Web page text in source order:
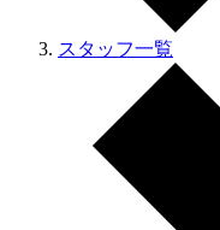
スタッフ一覧